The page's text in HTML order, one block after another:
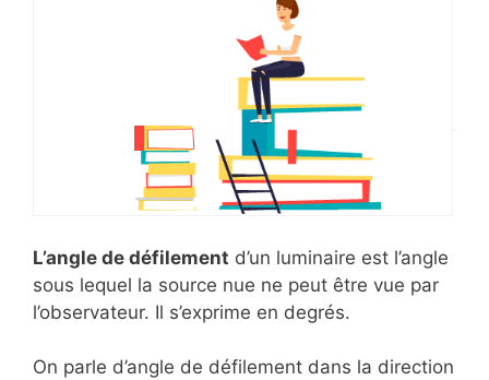
L’angle de défilement d’un luminaire est l’angle
sous lequel la source nue ne peut être vue par
l’observateur. Il s’exprime en degrés.
On parle d’angle de défilement dans la direction